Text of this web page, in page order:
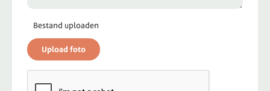
Bestand uploaden